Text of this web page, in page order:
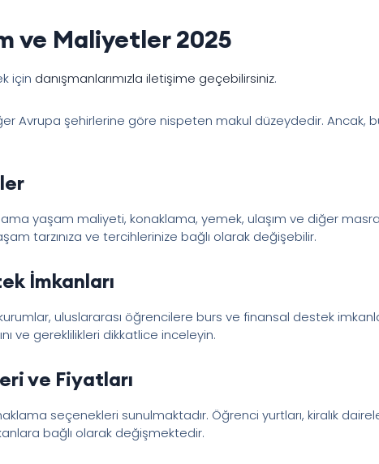
ve Maliyetler 2025
için danışmanlarımızla iletişime geçebilirsiniz.
Avrupa şehirlerine göre nispeten makul düzeydedir. Ancak,
yaşam maliyeti, konaklama, yemek, ulaşım ve diğer
tarzınıza ve tercihlerinize bağlı olarak değişebilir.
İmkanları
uluslararası öğrencilere burs ve finansal destek
ve gereklilikleri dikkatlice inceleyin.
ve Fiyatları
seçenekleri sunulmaktadır. Öğrenci yurtları, kiralık
bağlı olarak değişmektedir.